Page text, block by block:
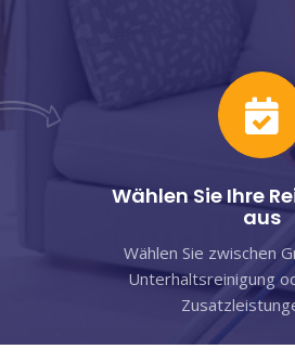
Wählen Sie Ihre
aus
Wählen Sie zwischen
Unterhaltsreinigung